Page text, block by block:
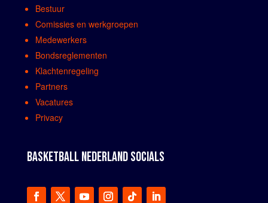
Bestuur
Comissies en werkgroepen
Medewerkers
Bondsreglementen
Klachtenregeling
Partners
Vacatures
Privacy
BASKETBALL NEDERLAND SOCIALS